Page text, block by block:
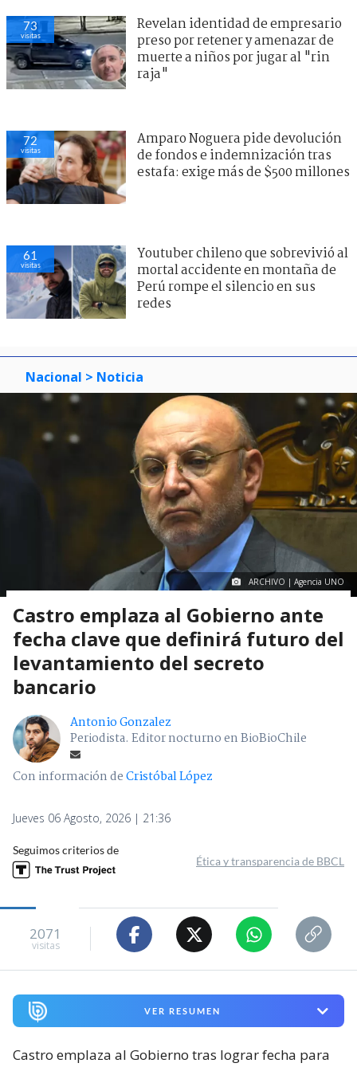
73
visitas
Revelan identidad de empresario
preso por retener y amenazar de
muerte a niños por jugar al "rin
raja"
72
visitas
Amparo Noguera pide devolución
de fondos e indemnización tras
estafa: exige más de $500 millones
61
visitas
Youtuber chileno que sobrevivió al
mortal accidente en montaña de
Perú rompe el silencio en sus
redes
Nacional > Noticia
ARCHIVO | Agencia UNO
Castro emplaza al Gobierno ante
fecha clave que definirá futuro del
levantamiento del secreto
bancario
Antonio Gonzalez
Periodista. Editor nocturno en BioBioChile
Con información deCristóbal López
Jueves 06 Agosto, 2026 | 21:36
Seguimos criterios de
Ética y transparencia de BBCL
2071
visitas
VER RESUMEN
Castro emplaza al Gobierno tras lograr fecha para